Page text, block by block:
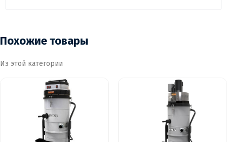
Похожие товары
Из этой категории